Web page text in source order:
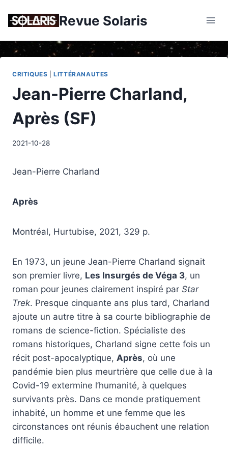
Revue Solaris
CRITIQUES |LITTÉRANAUTES
Jean-Pierre Charland,
Après (SF)
2021-10-28
Jean-Pierre Charland
Après
Montréal, Hurtubise, 2021, 329 p.
En 1973, un jeune Jean-Pierre Charland signait
son premier livre, Les Insurgés de Véga 3, un
roman pour jeunes clairement inspiré par Star
Trek. Presque cinquante ans plus tard, Charland
ajoute un autre titre à sa courte bibliographie de
romans de science-fiction. Spécialiste des
romans historiques, Charland signe cette fois un
récit post-apocalyptique, Après, où une
pandémie bien plus meurtrière que celle due à la
Covid-19 extermine l’humanité, à quelques
survivants près. Dans ce monde pratiquement
inhabité, un homme et une femme que les
circonstances ont réunis ébauchent une relation
difficile.